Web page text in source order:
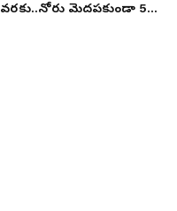
వరకు..నోరు మెదపకుండా 5